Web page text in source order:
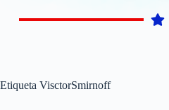
Etiqueta VisctorSmirnoff